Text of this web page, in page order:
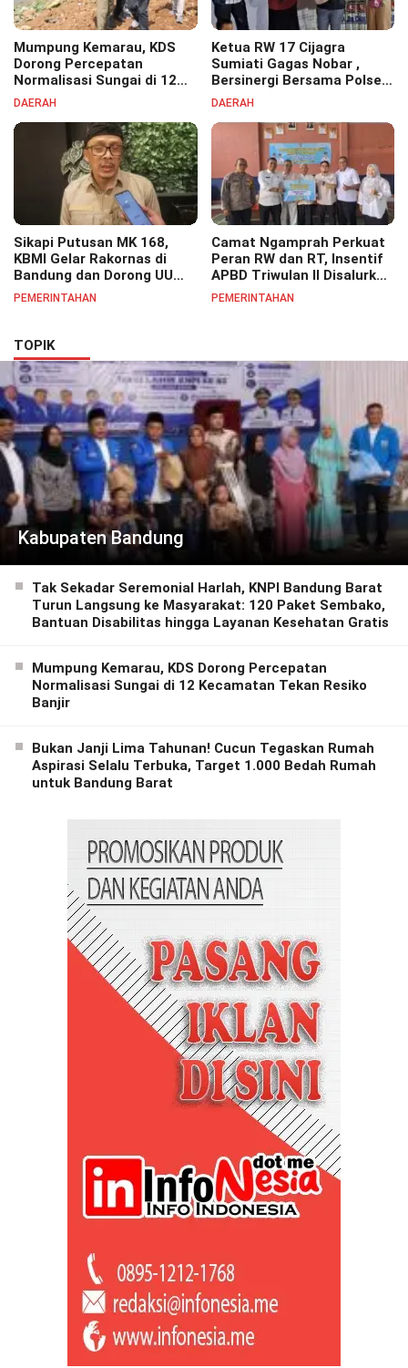
Mumpung Kemarau, KDS
Dorong Percepatan
Normalisasi Sungai di 12
Kecamatan Tekan Resiko
DAERAH
Ketua RW 17 Cijagra
Sumiati Gagas Nobar ,
Bersinergi Bersama Polsek
Bojongsoang Semarakkan
DAERAH
Sikapi Putusan MK 168,
KBMI Gelar Rakornas di
Bandung dan Dorong UU
Perlindungan Pekerja
PEMERINTAHAN
Camat Ngamprah Perkuat
Peran RW dan RT, Insentif
APBD Triwulan II Disalurkan
untuk Tingkatkan
PEMERINTAHAN
TOPIK
Kabupaten Bandung
Tak Sekadar Seremonial Harlah, KNPI Bandung Barat
Turun Langsung ke Masyarakat: 120 Paket Sembako,
Bantuan Disabilitas hingga Layanan Kesehatan Gratis
Mumpung Kemarau, KDS Dorong Percepatan
Normalisasi Sungai di 12 Kecamatan Tekan Resiko
Banjir
Bukan Janji Lima Tahunan! Cucun Tegaskan Rumah
Aspirasi Selalu Terbuka, Target 1.000 Bedah Rumah
untuk Bandung Barat